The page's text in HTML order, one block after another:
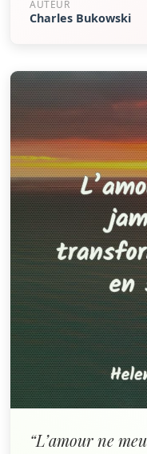
AUTEUR
Charles Bukowski
“L’amour ne